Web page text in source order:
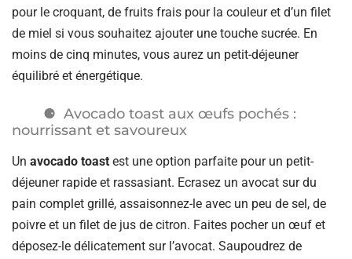
pour le croquant, de fruits frais pour la couleur et d’un filet
de miel si vous souhaitez ajouter une touche sucrée. En
moins de cinq minutes, vous aurez un petit-déjeuner
équilibré et énergétique.
Avocado toast aux œufs pochés :
nourrissant et savoureux
Un avocado toast est une option parfaite pour un petit-
déjeuner rapide et rassasiant. Ecrasez un avocat sur du
pain complet grillé, assaisonnez-le avec un peu de sel, de
poivre et un filet de jus de citron. Faites pocher un œuf et
déposez-le délicatement sur l’avocat. Saupoudrez de